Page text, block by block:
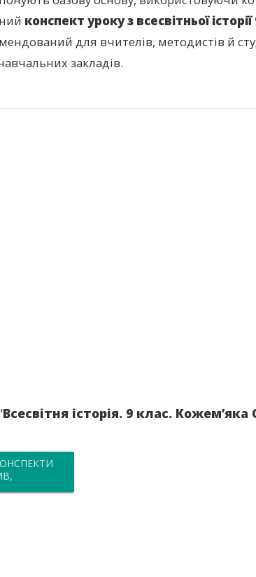
конспект уроку з всесвітньої
для вчителів, методистів й
закладів.
Всесвітня історія. 9 клас.